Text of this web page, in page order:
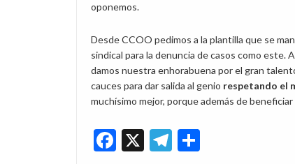
oponemos.
Desde CCOO pedimos a la plantilla que se
sindical para la denuncia de casos como
damos nuestra enhorabuena por el gran
cauces para dar salida al genio respetando el
muchísimo mejor, porque además de
Facebook
X Telegram